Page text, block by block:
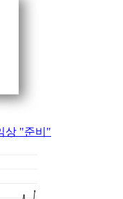
상 "준비"